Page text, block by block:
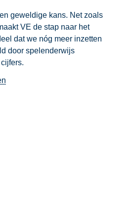
geweldige kans. Net zoals
VE de stap naar het
dat we nóg meer inzetten
door spelenderwijs